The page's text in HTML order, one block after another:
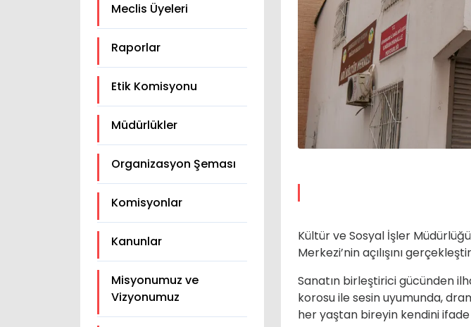
Meclis Üyeleri
Raporlar
Etik Komisyonu
Müdürlükler
Organizasyon Şeması
Komisyonlar
Kanunlar
Misyonumuz ve
Vizyonumuz
Kültür ve Sosyal İşler
Merkezi’nin açılışını
Sanatın birleştirici gücünden
korosu ile sesin uyumunda,
her yaştan bireyin kendini